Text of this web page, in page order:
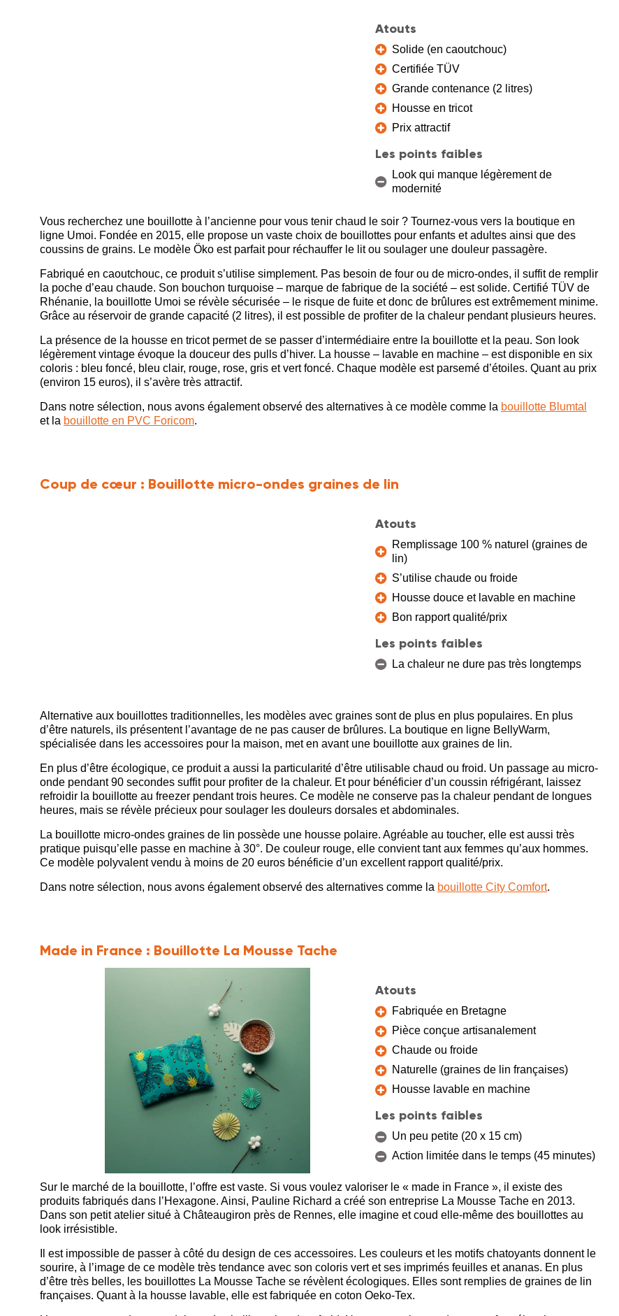
Atouts
Solide (en caoutchouc)
Certifiée TÜV
Grande contenance (2 litres)
Housse en tricot
Prix attractif
Les points faibles
Look qui manque légèrement de
modernité
Vous recherchez une bouillotte à l’ancienne pour vous tenir chaud le soir ? Tournez-vous vers la boutique en
ligne Umoi. Fondée en 2015, elle propose un vaste choix de bouillottes pour enfants et adultes ainsi que des
coussins de grains. Le modèle Öko est parfait pour réchauffer le lit ou soulager une douleur passagère.
Fabriqué en caoutchouc, ce produit s’utilise simplement. Pas besoin de four ou de micro-ondes, il suffit de remplir
la poche d’eau chaude. Son bouchon turquoise – marque de fabrique de la société – est solide. Certifié TÜV de
Rhénanie, la bouillotte Umoi se révèle sécurisée – le risque de fuite et donc de brûlures est extrêmement minime.
Grâce au réservoir de grande capacité (2 litres), il est possible de profiter de la chaleur pendant plusieurs heures.
La présence de la housse en tricot permet de se passer d’intermédiaire entre la bouillotte et la peau. Son look
légèrement vintage évoque la douceur des pulls d’hiver. La housse – lavable en machine – est disponible en six
coloris : bleu foncé, bleu clair, rouge, rose, gris et vert foncé. Chaque modèle est parsemé d’étoiles. Quant au prix
(environ 15 euros), il s’avère très attractif.
Dans notre sélection, nous avons également observé des alternatives à ce modèle comme la bouillotte Blumtal
et la bouillotte en PVC Foricom.
Coup de cœur : Bouillotte micro-ondes graines de lin
Atouts
Remplissage 100 % naturel (graines de
lin)
S’utilise chaude ou froide
Housse douce et lavable en machine
Bon rapport qualité/prix
Les points faibles
La chaleur ne dure pas très longtemps
Alternative aux bouillottes traditionnelles, les modèles avec graines sont de plus en plus populaires. En plus
d’être naturels, ils présentent l’avantage de ne pas causer de brûlures. La boutique en ligne BellyWarm,
spécialisée dans les accessoires pour la maison, met en avant une bouillotte aux graines de lin.
En plus d’être écologique, ce produit a aussi la particularité d’être utilisable chaud ou froid. Un passage au micro-
onde pendant 90 secondes suffit pour profiter de la chaleur. Et pour bénéficier d’un coussin réfrigérant, laissez
refroidir la bouillotte au freezer pendant trois heures. Ce modèle ne conserve pas la chaleur pendant de longues
heures, mais se révèle précieux pour soulager les douleurs dorsales et abdominales.
La bouillotte micro-ondes graines de lin possède une housse polaire. Agréable au toucher, elle est aussi très
pratique puisqu’elle passe en machine à 30°. De couleur rouge, elle convient tant aux femmes qu’aux hommes.
Ce modèle polyvalent vendu à moins de 20 euros bénéficie d’un excellent rapport qualité/prix.
Dans notre sélection, nous avons également observé des alternatives comme la bouillotte City Comfort.
Made in France : Bouillotte La Mousse Tache
Atouts
Fabriquée en Bretagne
Pièce conçue artisanalement
Chaude ou froide
Naturelle (graines de lin françaises)
Housse lavable en machine
Les points faibles
Un peu petite (20 x 15 cm)
Action limitée dans le temps (45 minutes)
Sur le marché de la bouillotte, l’offre est vaste. Si vous voulez valoriser le « made in France », il existe des
produits fabriqués dans l’Hexagone. Ainsi, Pauline Richard a créé son entreprise La Mousse Tache en 2013.
Dans son petit atelier situé à Châteaugiron près de Rennes, elle imagine et coud elle-même des bouillottes au
look irrésistible.
Il est impossible de passer à côté du design de ces accessoires. Les couleurs et les motifs chatoyants donnent le
sourire, à l’image de ce modèle très tendance avec son coloris vert et ses imprimés feuilles et ananas. En plus
d’être très belles, les bouillottes La Mousse Tache se révèlent écologiques. Elles sont remplies de graines de lin
françaises. Quant à la housse lavable, elle est fabriquée en coton Oeko-Tex.